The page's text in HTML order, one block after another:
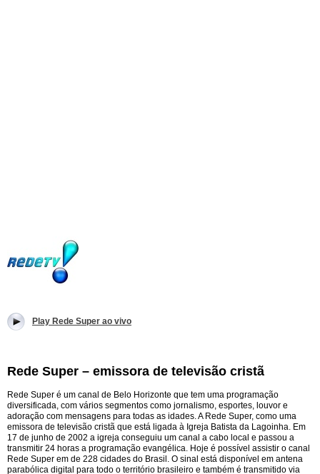
Play Rede Super ao vivo
Rede Super – emissora de televisão cristã
Rede Super é um canal de Belo Horizonte que tem uma programação
diversificada, com vários segmentos como jornalismo, esportes, louvor e
adoração com mensagens para todas as idades. A Rede Super, como uma
emissora de televisão cristã que está ligada à Igreja Batista da Lagoinha. Em
17 de junho de 2002 a igreja conseguiu um canal a cabo local e passou a
transmitir 24 horas a programação evangélica. Hoje é possível assistir o canal
Rede Super em de 228 cidades do Brasil. O sinal está disponível em antena
parabólica digital para todo o território brasileiro e também é transmitido via